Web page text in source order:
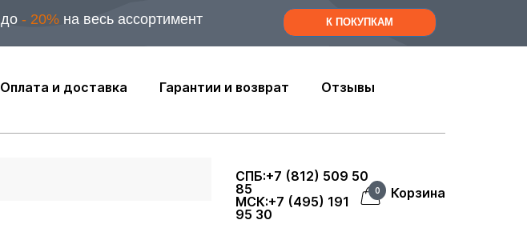
до - 20% на весь ассортимент К ПОКУПКАМ
Оплата и доставка Гарантии и возврат
Отзывы
СПБ:+7 (812) 509 50
85
МСК:+7 (495) 191
95 30
0 Корзина